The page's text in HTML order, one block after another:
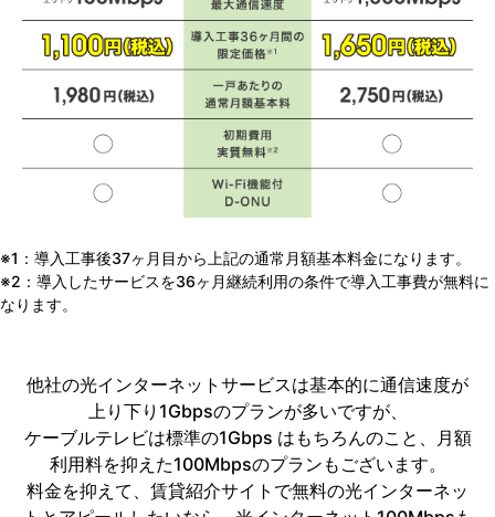
※1：導入工事後37ヶ月目から上記の通常月額基本料金になります。
※2：導入したサービスを36ヶ月継続利用の条件で導入工事費が無料に
なります。
他社の光インターネットサービスは基本的に通信速度が
上り下り1Gbpsのプランが多いですが、
ケーブルテレビは標準の1Gbps はもちろんのこと、月額
利用料を抑えた100Mbpsのプランもございます。
料金を抑えて、賃貸紹介サイトで無料の光インターネッ